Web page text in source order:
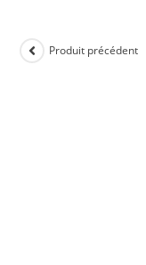
Produit précédent